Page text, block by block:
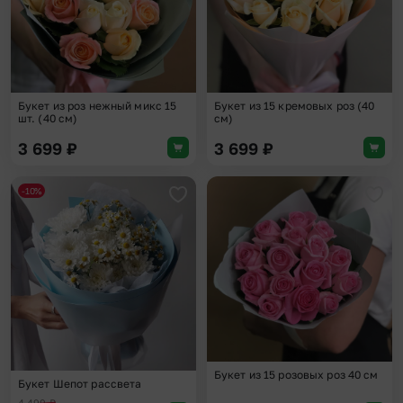
Букет из роз нежный микс 15
шт. (40 см)
3 699 ₽
Букет из 15 кремовых роз (40
см)
3 699 ₽
Добавить в избранное
-10%
Букет Шепот рассвета
Букет из 15 розовых роз 40 см